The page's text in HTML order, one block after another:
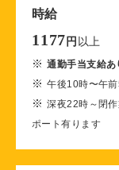
時給
1177 円 以上
※通勤手当支給あ
※午後10時〜午
※深夜22時～閉
ポート有ります